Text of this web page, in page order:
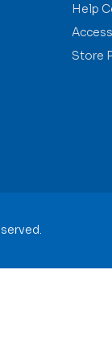
Help
Store